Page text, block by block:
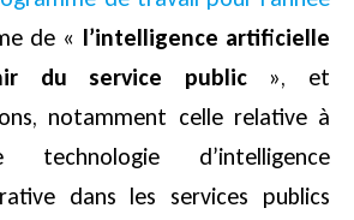
de « l’intelligence artificielle
du service public », et
notamment celle relative à
technologie d’intelligence
dans les services publics